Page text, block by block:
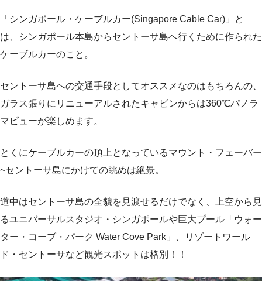
「シンガポール・ケーブルカー(Singapore Cable Car)」と
は、シンガポール本島からセントーサ島へ行くために作られた
ケーブルカーのこと。
セントーサ島への交通手段としてオススメなのはもちろんの、
ガラス張りにリニューアルされたキャビンからは360℃パノラ
マビューが楽しめます。
とくにケーブルカーの頂上となっているマウント・フェーバー
~セントーサ島にかけての眺めは絶景。
道中はセントーサ島の全貌を見渡せるだけでなく、上空から見
るユニバーサルスタジオ・シンガポールや巨大プール「ウォー
ター・コーブ・パーク Water Cove Park」、リゾートワール
ド・セントーサなど観光スポットは格別！！